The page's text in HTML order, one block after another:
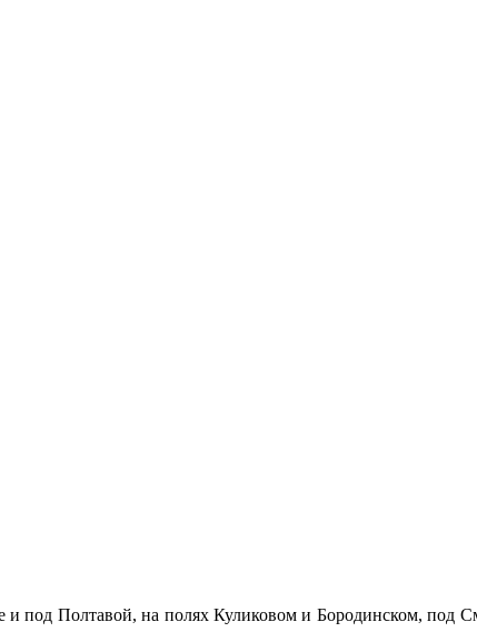
под Полтавой, на полях Куликовом и Бородинском, под